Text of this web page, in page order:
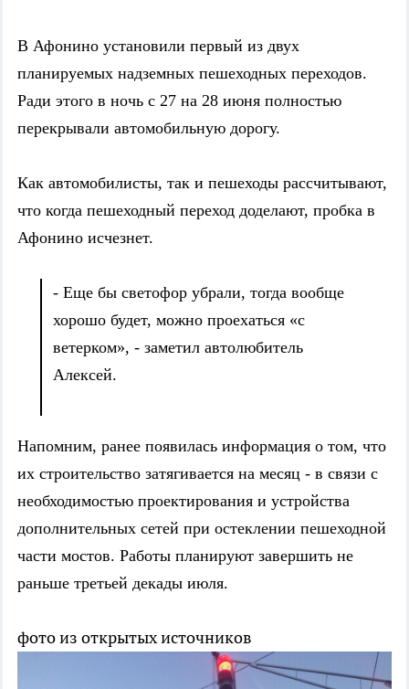
В Афонино установили первый из двух
планируемых надземных пешеходных переходов.
Ради этого в ночь с 27 на 28 июня полностью
перекрывали автомобильную дорогу.
Как автомобилисты, так и пешеходы рассчитывают,
что когда пешеходный переход доделают, пробка в
Афонино исчезнет.
- Еще бы светофор убрали, тогда вообще
хорошо будет, можно проехаться «с
ветерком», - заметил автолюбитель
Алексей.
Напомним, ранее появилась информация о том, что
их строительство затягивается на месяц - в связи с
необходимостью проектирования и устройства
дополнительных сетей при остеклении пешеходной
части мостов. Работы планируют завершить не
раньше третьей декады июля.
фото из открытых источников